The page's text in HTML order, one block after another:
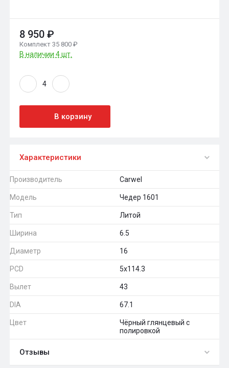
8 950 ₽
Комплект 35 800 ₽
В наличии 4 шт.
В корзину
Характеристики
Производитель Carwel
Модель Чедер 1601
Тип Литой
Ширина 6.5
Диаметр 16
PCD 5x114.3
Вылет 43
DIA 67.1
Цвет
Чёрный глянцевый с
полировкой
Отзывы